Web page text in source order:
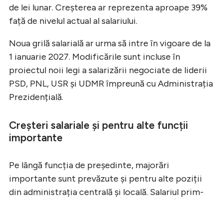
de lei lunar. Creșterea ar reprezenta aproape 39%
față de nivelul actual al salariului.
Noua grilă salarială ar urma să intre în vigoare de la
1 ianuarie 2027. Modificările sunt incluse în
proiectul noii legi a salarizării negociate de liderii
PSD, PNL, USR și UDMR împreună cu Administrația
Prezidențială.
Creșteri salariale și pentru alte funcții
importante
Pe lângă funcția de președinte, majorări
importante sunt prevăzute și pentru alte poziții
din administrația centrală și locală. Salariul prim-